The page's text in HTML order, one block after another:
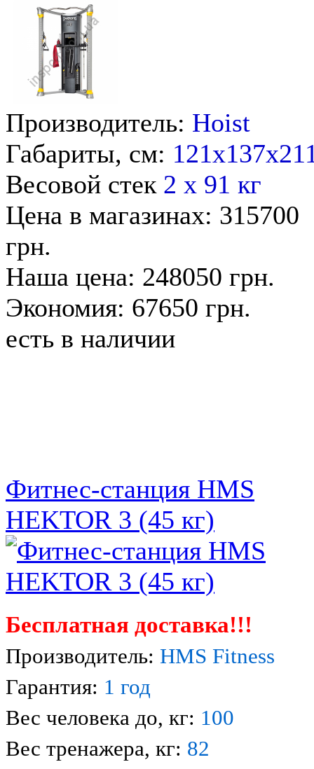
Производитель: Hoist
Габариты, см:
Весовой стек 2 x 91 кг
Цена в магазинах: 315700
грн.
Наша цена: 248050 грн.
Экономия: 67650 грн.
есть в наличии
Фитнес-станция HMS
HEKTOR 3 (45 кг)
Бесплатная доставка!!!
Производитель: HMS Fitness
Гарантия: 1 год
Вес человека до, кг: 100
Вес тренажера, кг: 82